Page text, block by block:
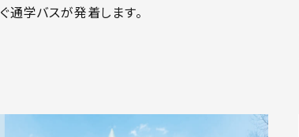
ぐ通学バスが発着します。